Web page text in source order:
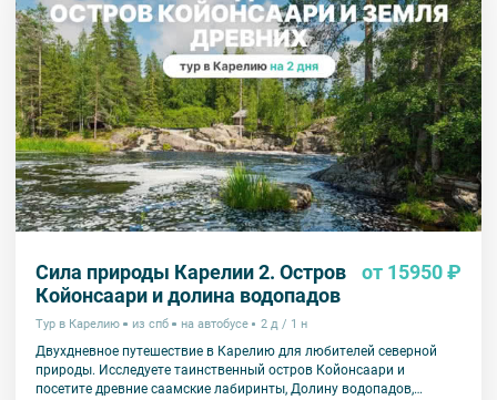
Сила природы Карелии 2. Остров
Койонсаари и долина водопадов
от 15950 ₽
Тур в Карелию из спб на автобусе 2 д / 1 н
Двухдневное путешествие в Карелию для любителей северной
природы. Исследуете таинственный остров Койонсаари и
посетите древние саамские лабиринты, Долину водопадов,